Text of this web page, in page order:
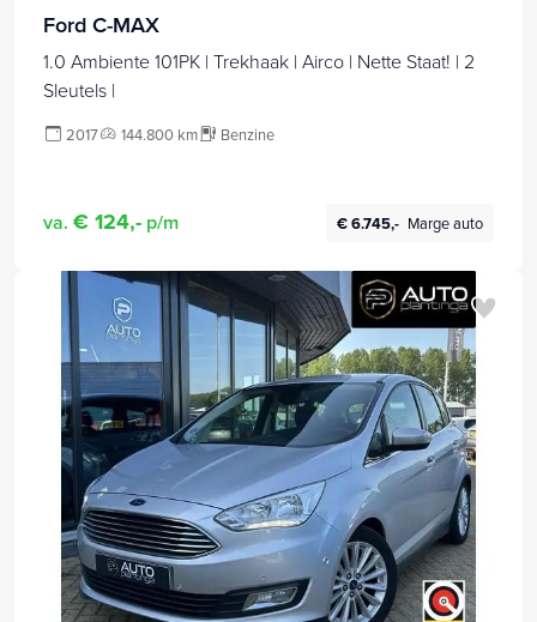
Ford C-MAX
1.0 Ambiente 101PK | Trekhaak | Airco | Nette Staat! | 2
Sleutels |
2017 144.800 km Benzine
va. € 124,- p/m € 6.745,- Marge auto